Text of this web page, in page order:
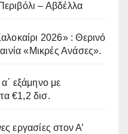
– Αβδέλλα
2026» : Θερινό
«Μικρές Ανάσες».
εξάμηνο με
€1,2 δισ.
εργασίες στον Α’